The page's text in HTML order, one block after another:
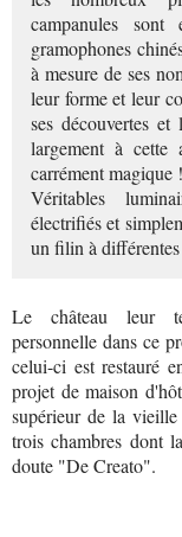
campanules
gramophones
à mesure de ses
leur forme et leur
ses découvertes
largement à cette
carrément magique !
Véritables
électrifiés et
un filin à différentes
Le château leur
personnelle dans ce
celui-ci est restauré
projet de maison
supérieur de la
trois chambres dont
doute "De Creato".